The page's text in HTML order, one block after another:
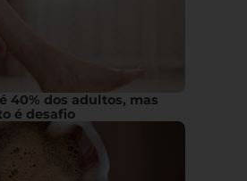
40% dos adultos, mas
é desafio